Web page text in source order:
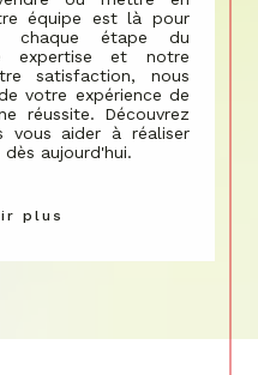
équipe est là pour
chaque étape du
expertise et notre
satisfaction, nous
votre expérience de
réussite. Découvrez
vous aider à réaliser
aujourd'hui.
plus